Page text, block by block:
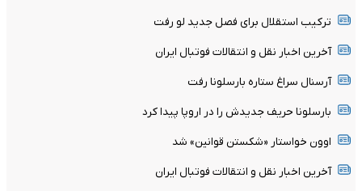
ترکیب استقلال برای فصل جدید لو رفت
آخرین اخبار نقل و انتقالات فوتبال ایران
آرسنال سراغ ستاره بارسلونا رفت
بارسلونا حریف جدیدش را در اروپا پیدا کرد
اوون خواستار «شکستن قوانین» شد
آخرین اخبار نقل و انتقالات فوتبال ایران